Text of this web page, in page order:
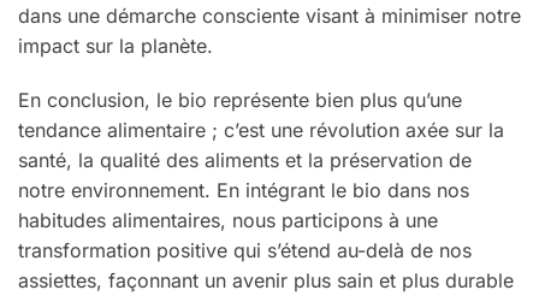
dans une démarche consciente visant à minimiser notre
impact sur la planète.
En conclusion, le bio représente bien plus qu’une
tendance alimentaire ; c’est une révolution axée sur la
santé, la qualité des aliments et la préservation de
notre environnement. En intégrant le bio dans nos
habitudes alimentaires, nous participons à une
transformation positive qui s’étend au-delà de nos
assiettes, façonnant un avenir plus sain et plus durable